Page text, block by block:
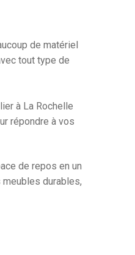
de matériel
tout type de
à La Rochelle
répondre à vos
de repos en un
durables,